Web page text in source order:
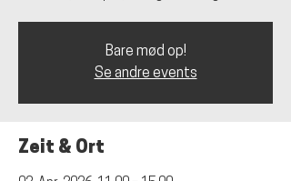
Bare mød op!
Se andre events
Zeit & Ort